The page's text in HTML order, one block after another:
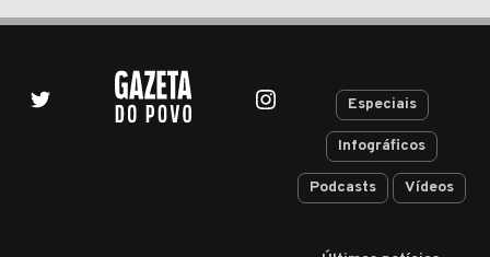
Especiais
Infográficos
Podcasts Vídeos